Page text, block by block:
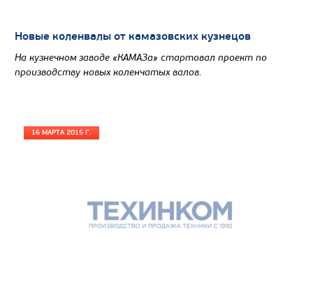
Экологический класс
Новые коленвалы от камазовских кузнецов
На кузнечном заводе «КАМАЗа» стартовал проект по
производству новых коленчатых валов.
16 МАРТА 2015 Г.